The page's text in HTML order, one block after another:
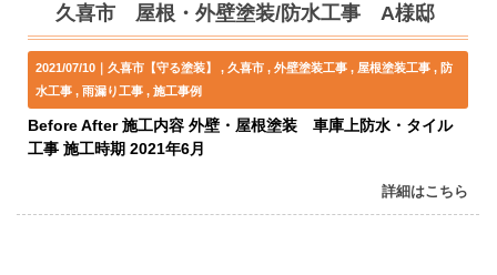
久喜市 屋根・外壁塗装/防水工事 A様邸
2021/07/10｜久喜市【守る塗装】 久喜市 外壁塗装工事 屋根塗装工事
防
水工事
雨漏り工事 施工事例
Before After 施工内容 外壁・屋根塗装 車庫上防水・タイル
工事 施工時期 2021年6月
詳細はこちら